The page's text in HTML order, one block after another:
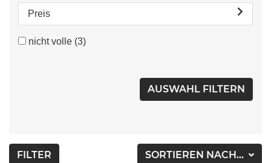
Preis
nicht volle (3)
SORTIEREN NACH...
FILTER